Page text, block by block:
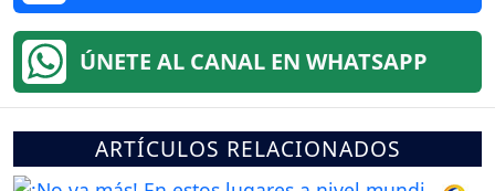
ÚNETE AL CANAL EN WHATSAPP
ARTÍCULOS RELACIONADOS